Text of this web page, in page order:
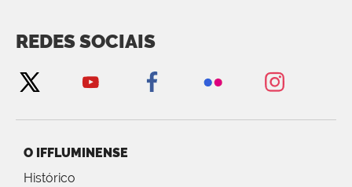
REDES SOCIAIS
O IFFLUMINENSE
Histórico